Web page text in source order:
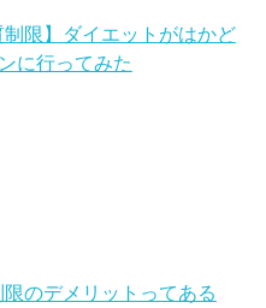
制限】ダイエットがはかど
に行ってみた
のデメリットってある